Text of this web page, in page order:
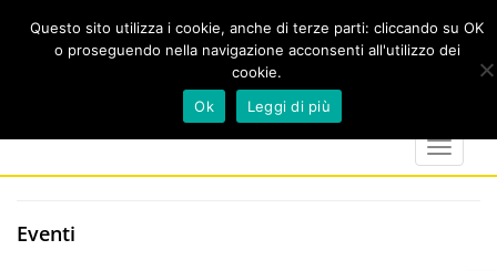
marker
calendar
Toggle
Eventi
Questo sito utilizza i cookie, anche di terze parti: cliccando su OK
o proseguendo nella navigazione acconsenti all'utilizzo dei
cookie.
Ok
Leggi di più